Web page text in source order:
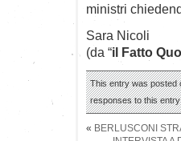
ministri
Sara Nicoli
(da “il Fatto
This entry was posted
responses to this
« BERLUSCONI